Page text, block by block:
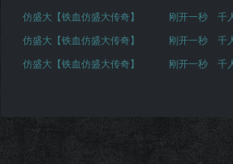
仿盛大【铁血仿盛大传奇】 刚开一秒 千
仿盛大【铁血仿盛大传奇】 刚开一秒 千
仿盛大【铁血仿盛大传奇】 刚开一秒 千